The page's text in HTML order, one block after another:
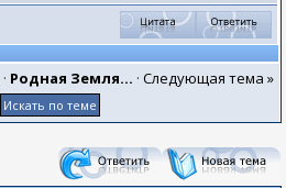
· Родная Земля... · Следующая тема »